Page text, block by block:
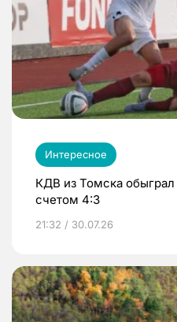
Интересное
КДВ из Томска
счетом 4:3
21:32 / 30.07.26